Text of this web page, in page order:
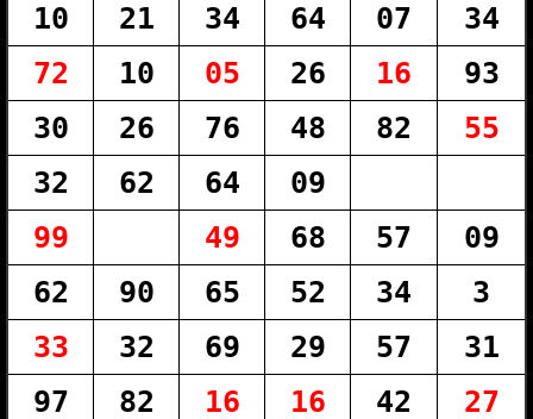
10
21 34 64 07
34
72
10 05 26 16
93
30
26 76 48 82
55
32
62 64
09
99
49 68 57
09
62
90 65 52 34
3
33
32 69 29 57
31
97
82 16 16 42 27